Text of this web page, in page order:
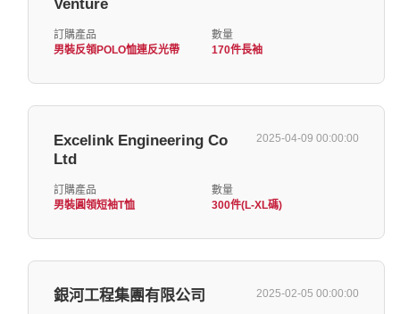
Venture
訂購產品
男裝反領POLO恤連反光帶
數量
170件長袖
Excelink Engineering Co
Ltd
2025-04-09 00:00:00
訂購產品
男裝圓領短袖T恤
數量
300件(L-XL碼)
銀河工程集團有限公司 2025-02-05 00:00:00